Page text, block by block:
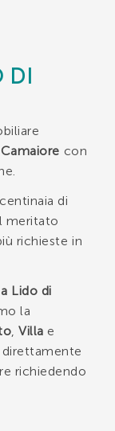
con
di
meritato
richieste in
Lido di
la
,Villa e
richiedendo